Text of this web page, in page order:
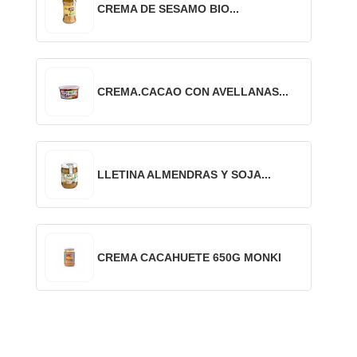
CREMA DE SESAMO BIO...
CREMA.CACAO CON AVELLANAS...
LLETINA ALMENDRAS Y SOJA...
CREMA CACAHUETE 650G MONKI